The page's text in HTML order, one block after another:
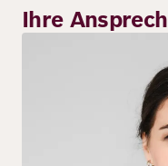
Ihre
Bild